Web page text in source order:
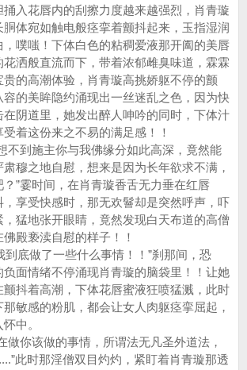
花唇内的刮擦力度越来越强烈，肖青璇
体宛如触电般痉挛着颤抖起来，玉指湿润
，噗嗤！下体白色的粘稠爱液那开阖的美唇
花洒般直流而下，带着浓郁雌臭味道，霖霖
的高潮体验，肖青璇高挑娇躯不停的颤
的美眸隐约涌现出一丝迷乱之色，因为快
在阴道里，她发出醉人呻吟的同时，下体汁
着这份来之不易的满足感！！
到施主你与我佛缘分如此高深，竟然能
穆之地自慰，想来是因为长年欲求不满，
”霎时间，在肖青璇香舌无力垂在红唇
享受快感时，那无欢鬙却是突然呼声，吓
猛地张开眼睛，竟然发现白天布道的高僧
殿亵渎自慰的样子！！
底做了一些什么事情！！”刹那间，恐
面情绪不停涌现肖青璇的脑袋里！！让她
颤抖着高潮，下体花唇蜜液狂喷猛溅，此时
敏感的粉肌，都会让女人肉躯痉挛屈起，
中。
你该做的事情，所谓法无凡圣外道法，
此时那淫僧双目灼灼，紧盯着肖青璇那透